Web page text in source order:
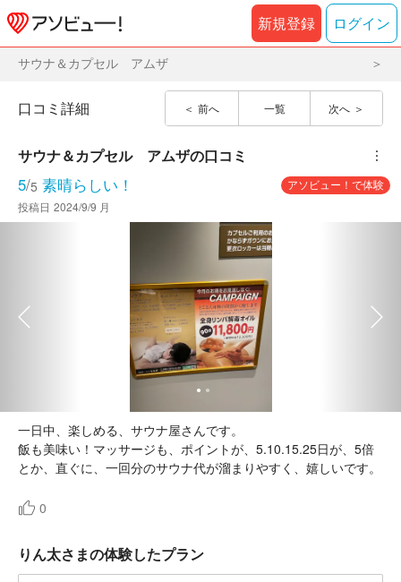
新規登録 ログイン
サウナ＆カプセル アムザ
前へ 一覧 次へ
口コミ詳細
サウナ＆カプセル　アムザの口コミ ︙
5/5 素晴らしい！
アソビュー！で体験
投稿日 2024/9/9 月
一日中、楽しめる、サウナ屋さんです。
飯も美味い！マッサージも、ポイントが、5.10.15.25日が、5倍
とか、直ぐに、一回分のサウナ代が溜まりやすく、嬉しいです。
0
りん太さまの体験したプラン